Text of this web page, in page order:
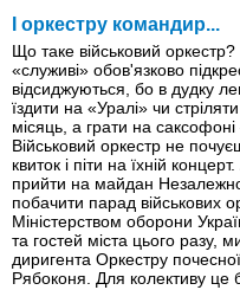
І оркестру командир...
Що таке військовий
«служиві» обов'язково
відсиджуються, бо в дудку
їздити на «Уралі» чи
місяць, а грати на
Військовий оркестр не
квиток і піти на їхній
прийти на майдан
побачити парад військових
Міністерством оборони
та гостей міста цього разу,
диригента Оркестру
Рябоконя. Для колективу